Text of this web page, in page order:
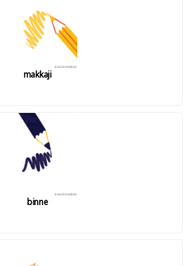
makkaji
binne